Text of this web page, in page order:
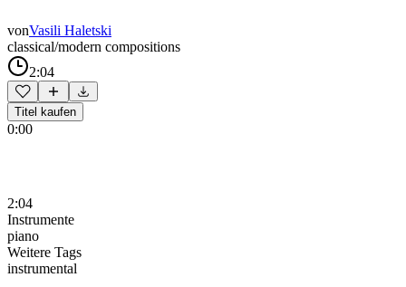
vonVasili Haletski
classical/modern compositions
2:04
Titel kaufen
0:00
2:04
Instrumente
piano
Weitere Tags
instrumental